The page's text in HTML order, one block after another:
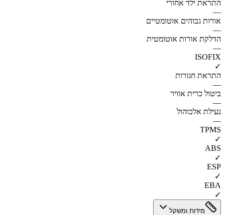
התראת ילד אחורי
—
אורות גבוהים אוטומטיים
—
הדלקת אורות אוטומטית
—
ISOFIX
✓
התראת חגורות
—
ביטול כרית אוויר
—
נעילת אלכוהול
—
TPMS
✓
ABS
✓
ESP
✓
EBA
✓
מידות ומשקל